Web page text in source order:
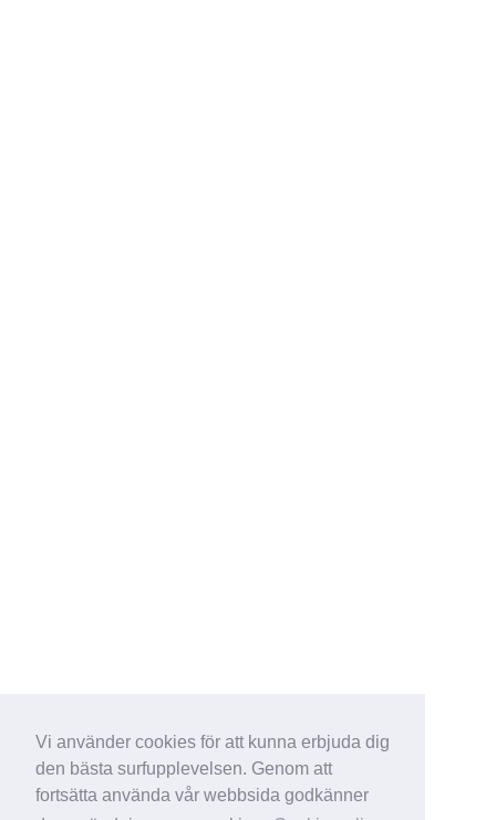
Vi använder cookies för att kunna erbjuda dig
den bästa surfupplevelsen. Genom att
fortsätta använda vår webbsida godkänner